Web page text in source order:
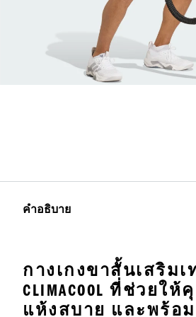
คำอธิบาย
กางเกงขาสั้นเสริม
CLIMACOOL ที่ช่วยใ
แห้งสบาย และพร้อ